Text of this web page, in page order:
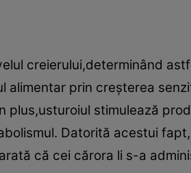
creierului,determinând
alimentar prin creşterea
plus,usturoiul stimulează
Datorită acestui
că cei cărora li s-a